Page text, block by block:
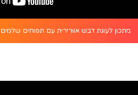
מתכון לעוגת דבש אוורירית עם תפוחים שלמים